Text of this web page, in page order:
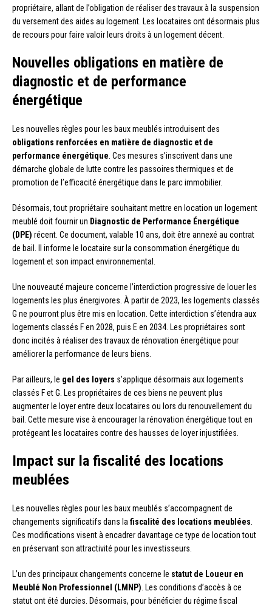
propriétaire, allant de l’obligation de réaliser des travaux à la suspension
du versement des aides au logement. Les locataires ont désormais plus
de recours pour faire valoir leurs droits à un logement décent.
Nouvelles obligations en matière de
diagnostic et de performance
énergétique
Les nouvelles règles pour les baux meublés introduisent des
obligations renforcées en matière de diagnostic et de
performance énergétique . Ces mesures s’inscrivent dans une
démarche globale de lutte contre les passoires thermiques et de
promotion de l’efficacité énergétique dans le parc immobilier.
Désormais, tout propriétaire souhaitant mettre en location un logement
meublé doit fournir un Diagnostic de Performance Énergétique
(DPE) récent. Ce document, valable 10 ans, doit être annexé au contrat
de bail. Il informe le locataire sur la consommation énergétique du
logement et son impact environnemental.
Une nouveauté majeure concerne l’interdiction progressive de louer les
logements les plus énergivores. À partir de 2023, les logements classés
G ne pourront plus être mis en location. Cette interdiction s’étendra aux
logements classés F en 2028, puis E en 2034. Les propriétaires sont
donc incités à réaliser des travaux de rénovation énergétique pour
améliorer la performance de leurs biens.
Par ailleurs, le gel des loyers s’applique désormais aux logements
classés F et G. Les propriétaires de ces biens ne peuvent plus
augmenter le loyer entre deux locataires ou lors du renouvellement du
bail. Cette mesure vise à encourager la rénovation énergétique tout en
protégeant les locataires contre des hausses de loyer injustifiées.
Impact sur la fiscalité des locations
meublées
Les nouvelles règles pour les baux meublés s’accompagnent de
changements significatifs dans la fiscalité des locations meublées
Ces modifications visent à encadrer davantage ce type de location tout
en préservant son attractivité pour les investisseurs.
L’un des principaux changements concerne le statut de Loueur en
Meublé Non Professionnel (LMNP) . Les conditions d’accès à ce
statut ont été durcies. Désormais, pour bénéficier du régime fiscal